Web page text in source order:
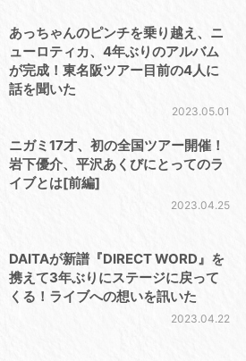
あっちゃんのピンチを乗り越え、ニ
ューロティカ、4年ぶりのアルバム
が完成！東名阪ツアー目前の4人に
話を聞いた
2023.05.01
ニガミ17才、初の全国ツアー開催！
岩下優介、平沢あくびにとってのラ
イブとは[前編]
2023.04.25
DAITAが新譜『DIRECT WORD』を
携えて3年ぶりにステージに戻って
くる！ライブへの想いを訊いた
2023.04.22